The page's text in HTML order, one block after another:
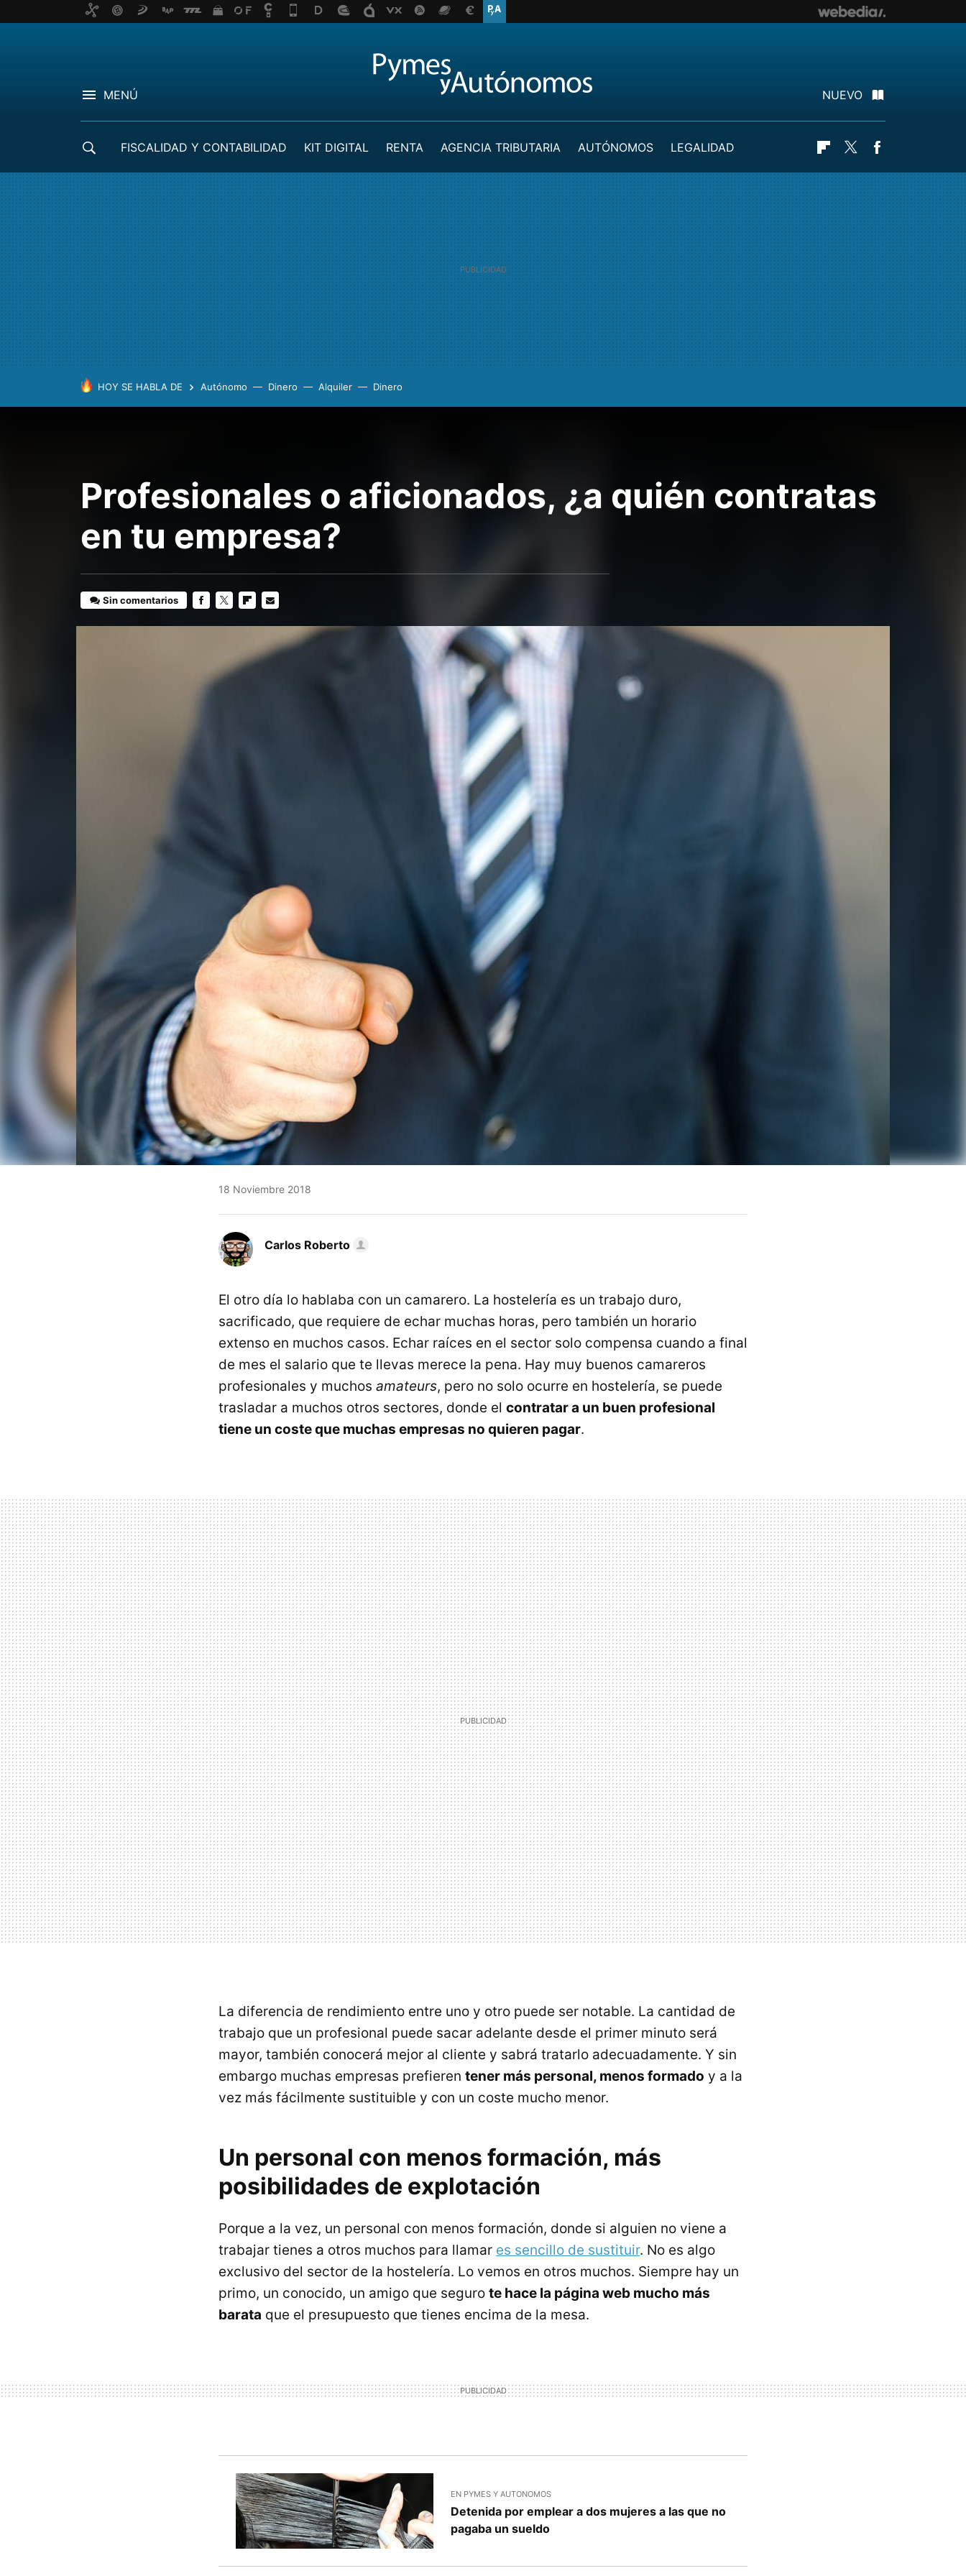
MENÚ NUEVO
FISCALIDAD Y CONTABILIDAD KIT DIGITAL RENTA AGENCIA TRIBUTARIA AUTÓNOMOS
LEGALIDAD
Flipboard
Twitter
HOY SE HABLA DE Autónomo Dinero Alquiler Dinero
Profesionales o aficionados, ¿a quién contratas
en tu empresa?
Sin comentarios
18 Noviembre 2018
Carlos Roberto
El otro día lo hablaba con un camarero. La hostelería es un trabajo duro,
sacrificado, que requiere de echar muchas horas, pero también un horario
extenso en muchos casos. Echar raíces en el sector solo compensa cuando a final
de mes el salario que te llevas merece la pena. Hay muy buenos camareros
profesionales y muchos amateurs, pero no solo ocurre en hostelería, se puede
trasladar a muchos otros sectores, donde el contratar a un buen profesional
tiene un coste que muchas empresas no quieren pagar.
La diferencia de rendimiento entre uno y otro puede ser notable. La cantidad de
trabajo que un profesional puede sacar adelante desde el primer minuto será
mayor, también conocerá mejor al cliente y sabrá tratarlo adecuadamente. Y sin
embargo muchas empresas prefieren tener más personal, menos formado y a la
vez más fácilmente sustituible y con un coste mucho menor.
Un personal con menos formación, más
posibilidades de explotación
Porque a la vez, un personal con menos formación, donde si alguien no viene a
trabajar tienes a otros muchos para llamar es sencillo de sustituir. No es algo
exclusivo del sector de la hostelería. Lo vemos en otros muchos. Siempre hay un
primo, un conocido, un amigo que seguro te hace la página web mucho más
barata que el presupuesto que tienes encima de la mesa.
EN PYMES Y AUTONOMOS
Detenida por emplear a dos mujeres a las que no
pagaba un sueldo